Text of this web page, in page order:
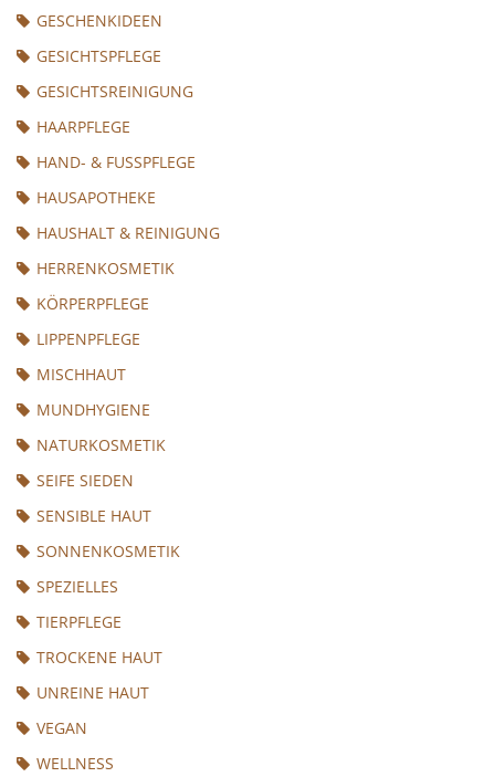
GESCHENKIDEEN
GESICHTSPFLEGE
GESICHTSREINIGUNG
HAARPFLEGE
HAND- & FUSSPFLEGE
HAUSAPOTHEKE
HAUSHALT & REINIGUNG
HERRENKOSMETIK
KÖRPERPFLEGE
LIPPENPFLEGE
MISCHHAUT
MUNDHYGIENE
NATURKOSMETIK
SEIFE SIEDEN
SENSIBLE HAUT
SONNENKOSMETIK
SPEZIELLES
TIERPFLEGE
TROCKENE HAUT
UNREINE HAUT
VEGAN
WELLNESS